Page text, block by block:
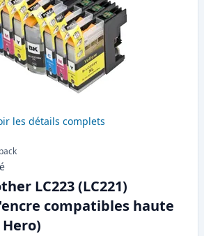
les détails complets
LC223 (LC221)
compatibles haute